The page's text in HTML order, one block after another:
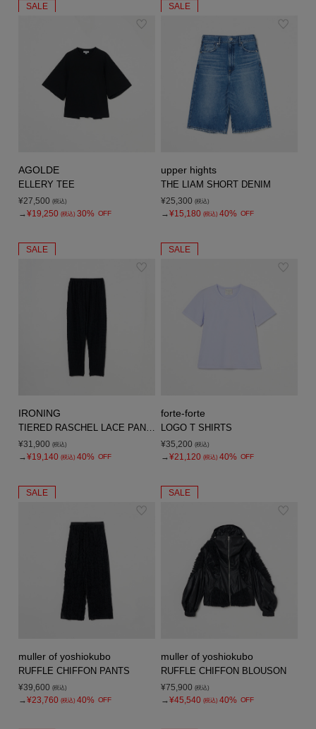
SALE
AGOLDE
ELLERY TEE
¥27,500 (税込)
→¥19,250 (税込) 30% OFF
SALE
upper hights
THE LIAM SHORT DENIM
¥25,300 (税込)
→¥15,180 (税込) 40% OFF
SALE
IRONING
TIERED RASCHEL LACE PANTS
¥31,900 (税込)
→¥19,140 (税込) 40% OFF
SALE
forte-forte
LOGO T SHIRTS
¥35,200 (税込)
→¥21,120 (税込) 40% OFF
SALE
muller of yoshiokubo
RUFFLE CHIFFON PANTS
¥39,600 (税込)
→¥23,760 (税込) 40% OFF
SALE
muller of yoshiokubo
RUFFLE CHIFFON BLOUSON
¥75,900 (税込)
→¥45,540 (税込) 40% OFF